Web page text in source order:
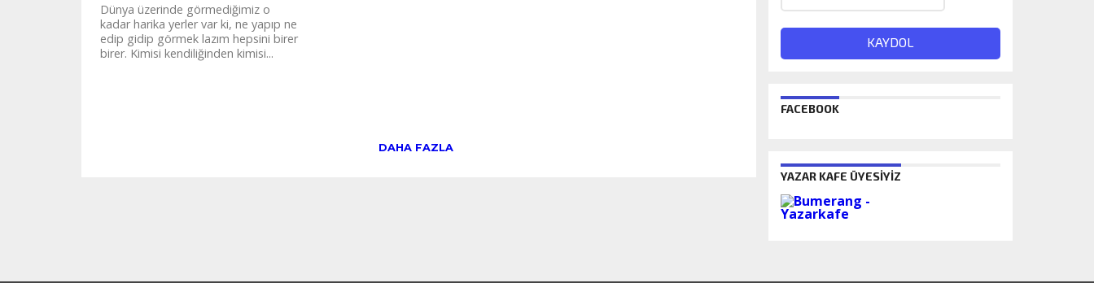
Dünya üzerinde görmediğimiz o
kadar harika yerler var ki, ne yapıp ne
edip gidip görmek lazım hepsini birer
birer. Kimisi kendiliğinden kimisi...
DAHA FAZLA
FACEBOOK
YAZAR KAFE ÜYESIYIZ